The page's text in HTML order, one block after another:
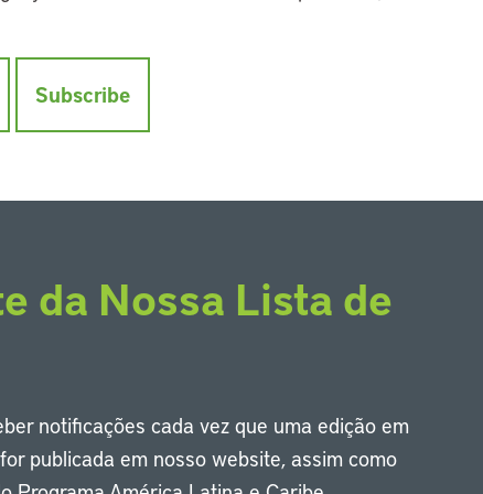
Subscribe
da Nossa Lista de
notificações cada vez que uma edição em
publicada em nosso website, assim como